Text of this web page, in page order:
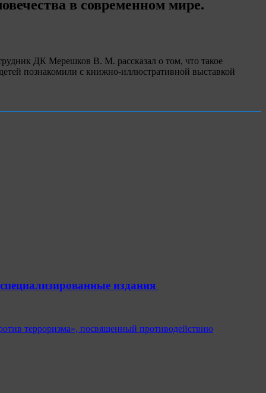
в современном мире.
ДК Мерешков В. М. рассказал о том, что такое
познакомили с книжно-иллюстративной выставкой
издания
терроризма», посвященный противодействию